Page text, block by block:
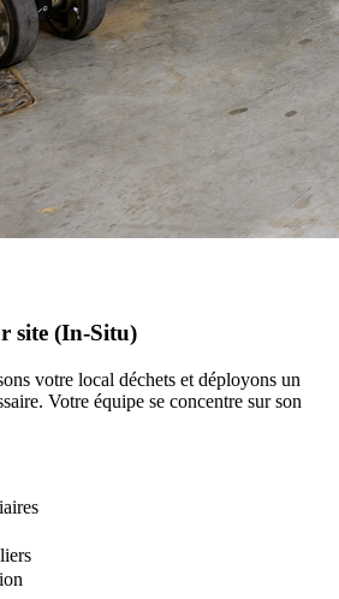
site (In-Situ)
votre local déchets et déployons un
Votre équipe se concentre sur son